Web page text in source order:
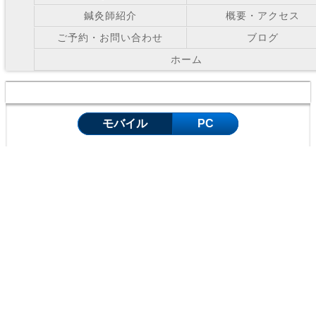
鍼灸師紹介
概要・アクセス
ご予約・お問い合わせ
ブログ
ホーム
モバイル PC